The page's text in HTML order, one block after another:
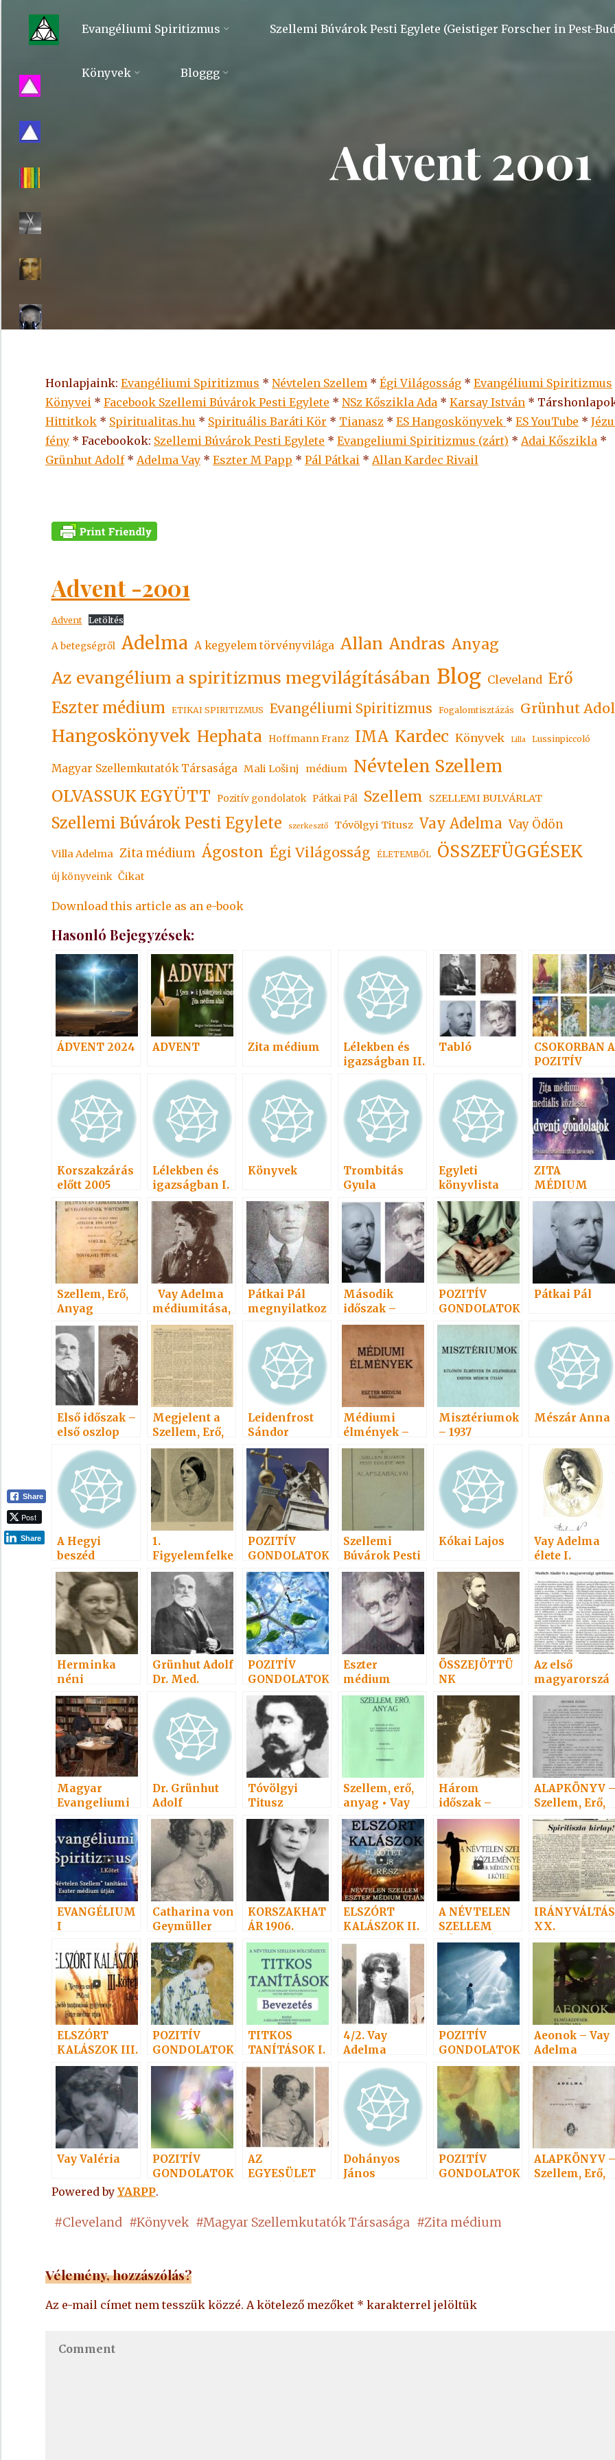
content
Evangéliumi
Evangéliumi Spiritizmus Szellemi Búvárok Pesti Egylete (Geistiger Forscher in Pest-
Könyvek Bloggg
Advent 2001
Honlapjaink: Evangéliumi Spiritizmus * Névtelen Szellem * Égi Világosság * Evangéliumi Spiritizmus
Könyvei * Facebook Szellemi Búvárok Pesti Egylete * NSz Kőszikla Ada * Karsay István *
Hittitkok * Spiritualitas.hu * Spirituális Baráti Kör * Tianasz * ES Hangoskönyvek * ESYouTube *
fény * Facebookok: Szellemi Búvárok Pesti Egylete * Evangeliumi Spiritizmus (zárt) * Adai Kőszikla *
Grünhut Adolf* Adelma Vay * Eszter M Papp * Pál Pátkai * Allan Kardec Rivail
Advent -2001
Advent Letöltés
A betegségről Adelma A kegyelem törvényvilága Allan Andras Anyag
Az evangélium a spiritizmus megvilágításában Blog Cleveland Erő
Eszter médium ETIKAI SPIRITIZMUS Evangéliumi Spiritizmus Fogalomtisztázás Grünhut
Hangoskönyvek Hephata Hoffmann Franz IMA Kardec Könyvek Lilla Lussinpiccoló
Magyar Szellemkutatók Társasága Mali Lošinj médium Névtelen Szellem
OLVASSUK EGYÜTT Pozitív gondolatok Pátkai Pál Szellem SZELLEMI BULVÁRLAT
Szellemi Búvárok Pesti Egylete szerkesztő Tóvölgyi Titusz Vay Adelma Vay Ödön
Villa Adelma Zita médium Ágoston Égi Világosság ÉLETEMBŐL ÖSSZEFÜGGÉSEK
új könyveink Čikat
Download this article as an e-book
Hasonló Bejegyzések:
ÁDVENT 2024 ADVENT Zita médium
Lélekben és
igazságban II.
Tabló
CSOKORBAN A
POZITÍV
GONDOLATOK
Korszakzárás
előtt 2005
Lélekben és
igazságban I.
2007
Könyvek
Trombitás
Gyula
Egyleti
könyvlista
ZITA
MÉDIUM
MEDIÁLIS
KÖZLÉSEI
Szellem, Erő,
Anyag
Vay Adelma
médiumitása,
könyvei
Pátkai Pál
megnyilatkoz
Második
időszak –
második
POZITÍV
GONDOLATOK
8.
Pátkai Pál
Első időszak –
első oszlop
Megjelent a
Szellem, Erő,
Anyag c
alapmű
Leidenfrost
Sándor
Médiumi
élmények –
1931
Misztériumok
– 1937
Mészár Anna
A Hegyi
beszéd
szellemi
magyarázata-
Máté I. 1999
1.
Figyelemfelke
ltés
POZITÍV
GONDOLATOK
9.
Szellemi
Búvárok Pesti
Egylete
(Geistiger
Forscher in
Pest-Buda)
Kókai Lajos
Vay Adelma
élete I.
Herminka
néni
Grünhut Adolf
Dr. Med.
POZITÍV
GONDOLATOK
24.
Eszter
médium
ÖSSZEJÖTTÜ
NK
Az első
magyarorszá
gi spiritiszta
egylet
Magyar
Evangeliumi
Spiritizmus
Dr. Grünhut
Adolf
Tóvölgyi
Titusz
Szellem, erő,
anyag • Vay
Adelma
Három
időszak –
három oszlop
ALAPKÖNYV –
Szellem, Erő,
Anyag 4.
EVANGÉLIUM
I
SPIRITIZMUS
I
Catharina von
Geymüller
KORSZAKHAT
ÁR 1906.
ELSZÓRT
KALÁSZOK II.
A NÉVTELEN
SZELLEM
KÖZLEMÉNYE
I I.
IRÁNYVÁLTÁS
XX.
ELSZÓRT
KALÁSZOK III.
POZITÍV
GONDOLATOK
11
TITKOS
TANÍTÁSOK I.
4/2. Vay
Adelma
POZITÍV
GONDOLATOK
6.
Aeonok – Vay
Adelma
Vay Valéria
POZITÍV
GONDOLATOK
16.
AZ
EGYESÜLET
Dohányos
János
POZITÍV
GONDOLATOK
ALAPKÖNYV –
Szellem, Erő,
Powered by YARPP.
#Cleveland #Könyvek #Magyar Szellemkutatók Társasága #Zita médium
Vélemény, hozzászólás?
Az e-mail címet nem tesszük közzé. A kötelező mezőket * karakterrel jelöltük
Share
Post
Share